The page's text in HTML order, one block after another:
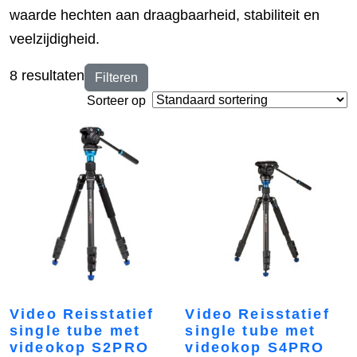
waarde hechten aan draagbaarheid, stabiliteit en
veelzijdigheid.
Filteren
8 resultaten
Sorteer op
Video Reisstatief
single tube met
videokop S2PRO
Video Reisstatief
single tube met
videokop S4PRO